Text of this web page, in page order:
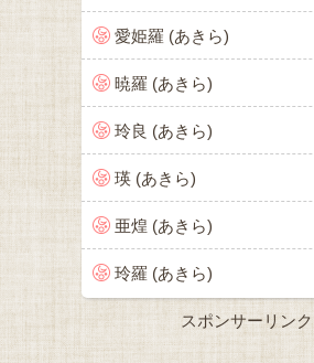
愛姫羅 (あきら)
暁羅 (あきら)
玲良 (あきら)
瑛 (あきら)
亜煌 (あきら)
玲羅 (あきら)
スポンサーリンク